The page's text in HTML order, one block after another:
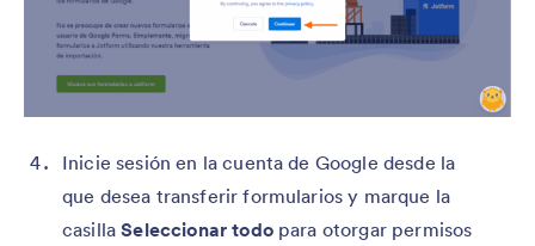
Inicie sesión en la cuenta de Google desde la
que desea transferir formularios y marque la
casillaSeleccionar todopara otorgar permisos